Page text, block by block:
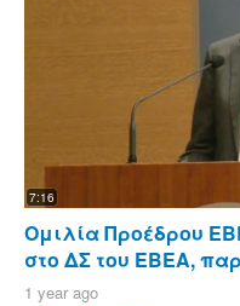
7:16
Ομιλία Προέδρου
στο ΔΣ του ΕΒΕΑ,
1 year ago